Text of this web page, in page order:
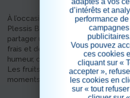
À l’occasion de notre deuxième
Plessis Bouchard, les résidents
partager un agréable moment
frais et de saison. Entre
humeur, cette matinée a été très
Les fruits achetés seront
moments de partage au sein de la
d’intérêts et
performance
campagnes
Vous pouvez
ces cookies
cliquant sur «
accepter »,
les cookies en
sur « tout